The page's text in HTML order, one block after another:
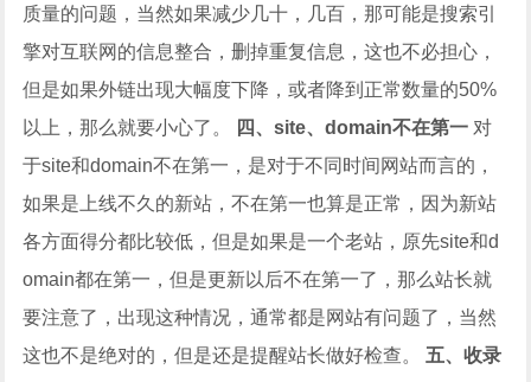
质量的问题，当然如果减少几十，几百，那可能是搜索引
擎对互联网的信息整合，删掉重复信息，这也不必担心，
但是如果外链出现大幅度下降，或者降到正常数量的50%
以上，那么就要小心了。
四、site、domain不在第一 对
于site和domain不在第一，是对于不同时间网站而言的，
如果是上线不久的新站，不在第一也算是正常，因为新站
各方面得分都比较低，但是如果是一个老站，原先site和d
omain都在第一，但是更新以后不在第一了，那么站长就
要注意了，出现这种情况，通常都是网站有问题了，当然
这也不是绝对的，但是还是提醒站长做好检查。
五、收录